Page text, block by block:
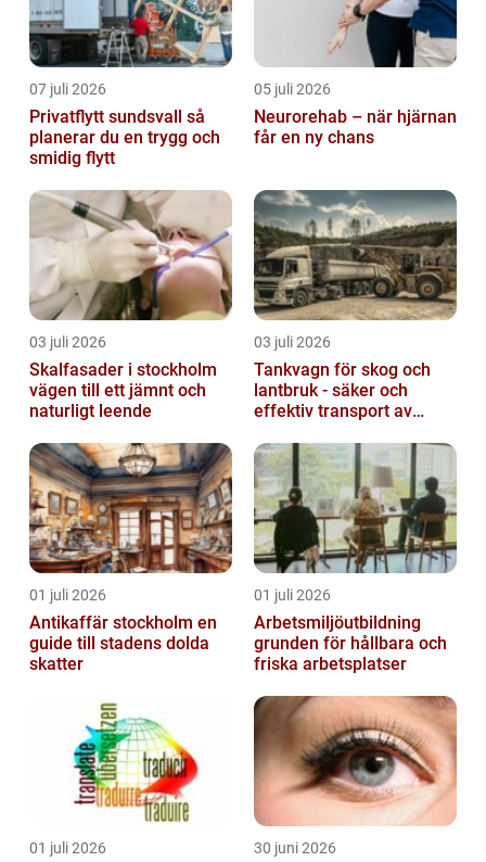
07 juli 2026
Privatflytt sundsvall så
planerar du en trygg och
smidig flytt
05 juli 2026
Neurorehab – när hjärnan
får en ny chans
03 juli 2026
Skalfasader i stockholm
vägen till ett jämnt och
naturligt leende
03 juli 2026
Tankvagn för skog och
lantbruk - säker och
effektiv transport av
01 juli 2026
Antikaffär stockholm en
guide till stadens dolda
skatter
01 juli 2026
Arbetsmiljöutbildning
grunden för hållbara och
friska arbetsplatser
01 juli 2026 30 juni 2026